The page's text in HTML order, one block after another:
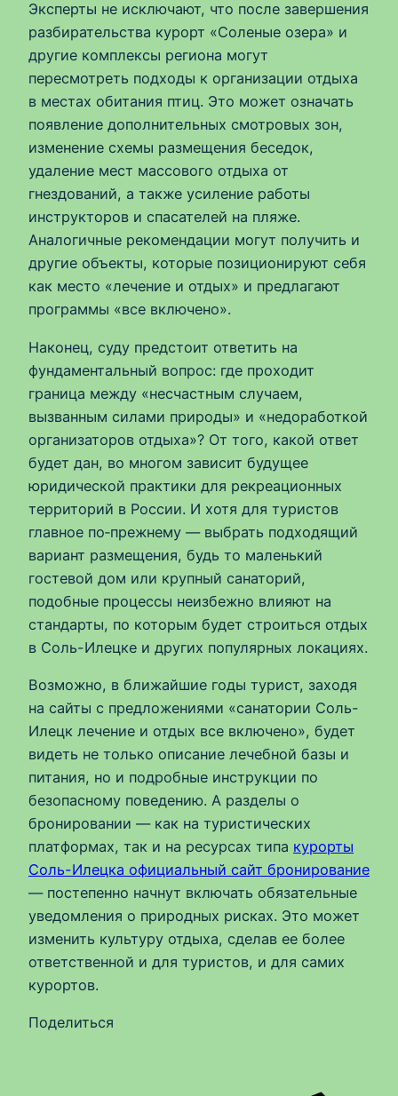
Эксперты не исключают, что после завершения
разбирательства курорт «Соленые озера» и
другие комплексы региона могут
пересмотреть подходы к организации отдыха
в местах обитания птиц. Это может означать
появление дополнительных смотровых зон,
изменение схемы размещения беседок,
удаление мест массового отдыха от
гнездований, а также усиление работы
инструкторов и спасателей на пляже.
Аналогичные рекомендации могут получить и
другие объекты, которые позиционируют себя
как место «лечение и отдых» и предлагают
программы «все включено».
Наконец, суду предстоит ответить на
фундаментальный вопрос: где проходит
граница между «несчастным случаем,
вызванным силами природы» и «недоработкой
организаторов отдыха»? От того, какой ответ
будет дан, во многом зависит будущее
юридической практики для рекреационных
территорий в России. И хотя для туристов
главное по‑прежнему — выбрать подходящий
вариант размещения, будь то маленький
гостевой дом или крупный санаторий,
подобные процессы неизбежно влияют на
стандарты, по которым будет строиться отдых
в Соль-Илецке и других популярных локациях.
Возможно, в ближайшие годы турист, заходя
на сайты с предложениями «санатории Соль-
Илецк лечение и отдых все включено», будет
видеть не только описание лечебной базы и
питания, но и подробные инструкции по
безопасному поведению. А разделы о
бронировании — как на туристических
платформах, так и на ресурсах типа курорты
Соль-Илецка официальный сайт бронирование
— постепенно начнут включать обязательные
уведомления о природных рисках. Это может
изменить культуру отдыха, сделав ее более
ответственной и для туристов, и для самих
курортов.
Поделиться